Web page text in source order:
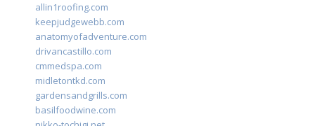
allin1roofing.com
keepjudgewebb.com
anatomyofadventure.com
drivancastillo.com
cmmedspa.com
midletontkd.com
gardensandgrills.com
basilfoodwine.com